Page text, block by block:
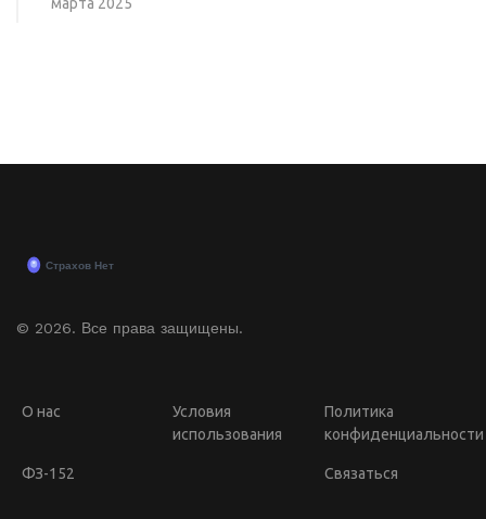
© 2026. Все права защищены.
О нас
Условия
использования
Политика
конфиденциальности
ФЗ-152 Связаться